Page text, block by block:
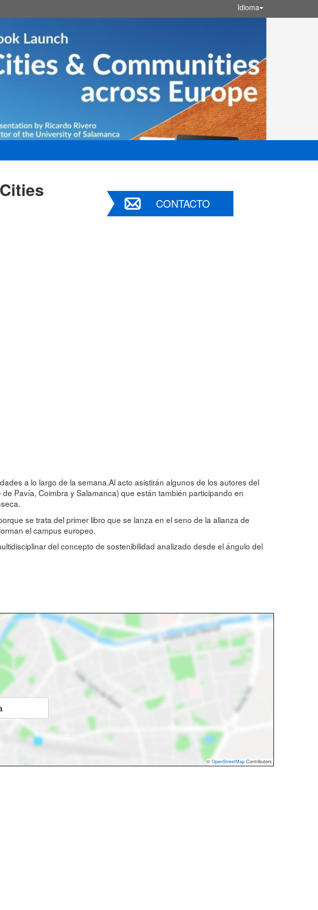
Idioma
CONTACTO
a lo largo de la semana.Al acto asistirán algunos de los autores del
Pavía, Coimbra y Salamanca) que están también participando en
se trata del primer libro que se lanza en el seno de la alianza de
el campus europeo.
del concepto de sostenibilidad analizado desde el ángulo del
© OpenStreetMap Contributors